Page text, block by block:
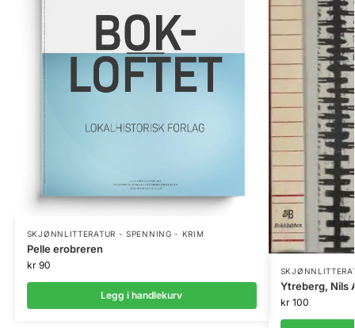
SKJØNNLITTERATUR - SPENNING - KRIM
Pelle erobreren
kr90
Legg i handlekurv
Ytreberg, Nils
kr100